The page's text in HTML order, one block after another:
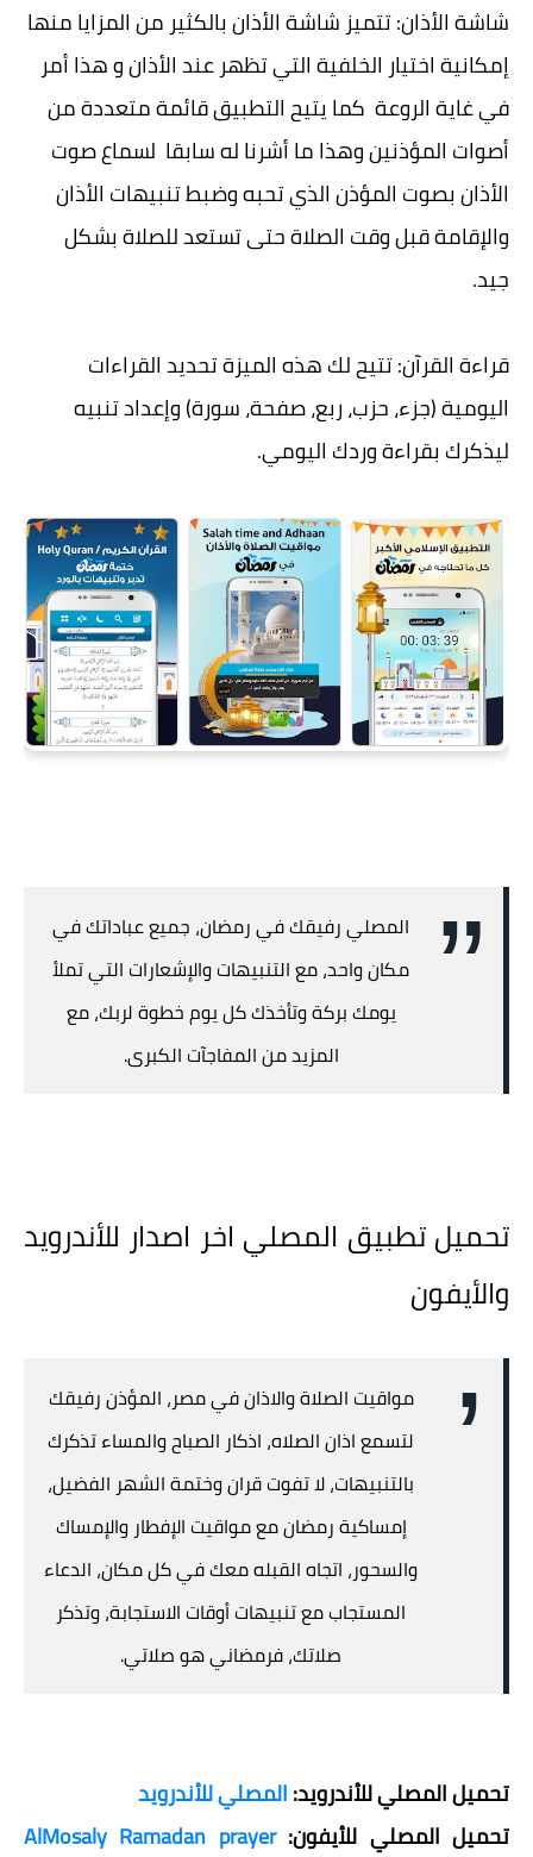
شاشة الأذان: تتميز شاشة الأذان بالكثير من المزايا منها
إمكانية اختيار الخلفية التي تظهر عند الأذان و هذا أمر
في غاية الروعة كما يتيح التطبيق قائمة متعددة من
أصوات المؤذنين وهذا ما أشرنا له سابقا لسماع صوت
الأذان بصوت المؤذن الذي تحبه وضبط تنبيهات الأذان
والإقامة قبل وقت الصلاة حتى تستعد للصلاة بشكل
جيد.
قراءة القرآن: تتيح لك هذه الميزة تحديد القراءات
اليومية (جزء، حزب، ربع، صفحة، سورة) وإعداد تنبيه
ليذكرك بقراءة وردك اليومي.
المصلي رفيقك في رمضان، جميع عباداتك في
مكان واحد، مع التنبيهات والإشعارات التي تملأ
يومك بركة وتأخذك كل يوم خطوة لربك، مع
المزيد من المفاجآت الكبرى.
تحميل تطبيق المصلي اخر اصدار للأندرويد
والأيفون
مواقيت الصلاة والاذان في مصر، المؤذن رفيقك
لتسمع اذان الصلاه، اذكار الصباح والمساء تذكرك
بالتنبيهات، لا تفوت قران وختمة الشهر الفضيل،
إمساكية رمضان مع مواقيت الإفطار والإمساك
والسحور، اتجاه القبله معك في كل مكان، الدعاء
المستجاب مع تنبيهات أوقات الاستجابة، وتذكر
صلاتك، فرمضاني هو صلاتي.
تحميل المصلي للأندرويد:المصلي للأندرويد
تحميل المصلي للأيفون:AlMosaly Ramadan prayer